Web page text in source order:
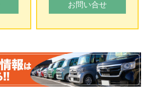
お問い合せ